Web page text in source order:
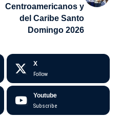
Centroamericanos y
del Caribe Santo
Domingo 2026
X
Follow
Youtube
Subscribe